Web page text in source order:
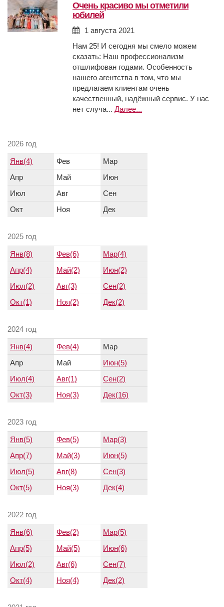
очень красиво мы отметили
юбилей
1 августа 2021
Нам 25! И сегодня мы смело можем
сказать: Наш профессионализм
отшлифован годами. Особенность
нашего агентства в том, что мы
предлагаем клиентам очень
качественный, надёжный сервис. У нас
нет случа... Далее...
2026 год
Янв(4) Фев
Мар
Апр
Май
Июн
Июл
Авг
Сен
Окт
Ноя Дек
2025 год
Янв(8) Фев(6)
Мар(4)
Апр(4)
Май(2)
Июн(2)
Июл(2)
Авг(3)
Сен(2)
Окт(1)
Ноя(2) Дек(2)
2024 год
Янв(4) Фев(4)
Мар
Апр
Май
Июн(5)
Июл(4)
Авг(1)
Сен(2)
Окт(3)
Ноя(3) Дек(16)
2023 год
Янв(5) Фев(5)
Мар(3)
Апр(7)
Май(3)
Июн(5)
Июл(5)
Авг(8)
Сен(3)
Окт(5)
Ноя(3) Дек(4)
2022 год
Янв(6) Фев(2)
Мар(5)
Апр(5)
Май(5)
Июн(6)
Июл(2)
Авг(6)
Сен(7)
Окт(4)
Ноя(4) Дек(2)